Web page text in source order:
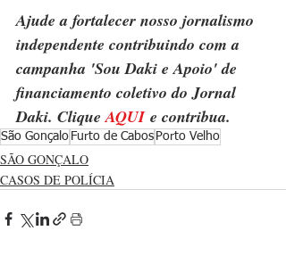
Ajude a fortalecer nosso jornalismo
independente contribuindo com a
campanha 'Sou Daki e Apoio' de
financiamento coletivo do Jornal
Daki. Clique AQUI e contribua.
São Gonçalo Furto de Cabos Porto Velho
SÃO GONÇALO
CASOS DE POLÍCIA